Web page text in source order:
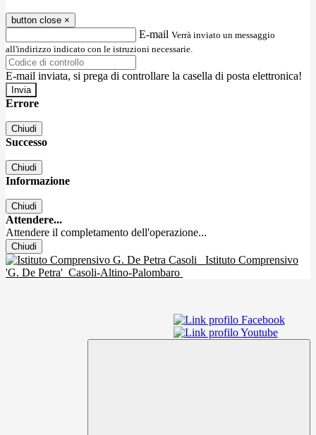
button close ×
E-mail Verrà inviato un messaggio
all'indirizzo indicato con le istruzioni necessarie.
E-mail inviata, si prega di controllare la casella di posta elettronica!
Errore
Chiudi
Successo
Chiudi
Informazione
Chiudi
Attendere...
Attendere il completamento dell'operazione...
Chiudi
Istituto Comprensivo
'G. De Petra' Casoli-Altino-Palombaro